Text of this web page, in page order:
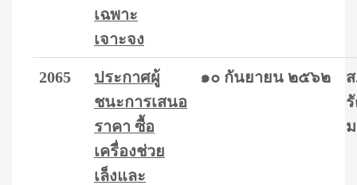
เฉพาะ
เจาะจง
2065
ประกาศผู้
ชนะการเสนอ
ราคา ซื้อ
เครื่องช่วย
เล็งและ
๑๐ กันยายน ๒๕๖๒